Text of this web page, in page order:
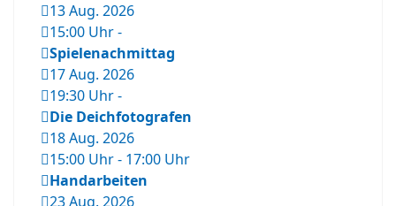
13 Aug. 2026
15:00 Uhr-
Spielenachmittag
17 Aug. 2026
19:30 Uhr-
Die Deichfotografen
18 Aug. 2026
15:00 Uhr- 17:00 Uhr
Handarbeiten
23 Aug. 2026